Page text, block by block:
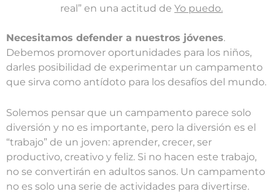
real” en una actitud de Yo puedo.
Necesitamos defender a nuestros jóvenes.
Debemos promover oportunidades para los niños,
darles posibilidad de experimentar un campamento
que sirva como antídoto para los desafíos del mundo.
Solemos pensar que un campamento parece solo
diversión y no es importante, pero la diversión es el
“trabajo” de un joven: aprender, crecer, ser
productivo, creativo y feliz. Si no hacen este trabajo,
no se convertirán en adultos sanos. Un campamento
no es solo una serie de actividades para divertirse.